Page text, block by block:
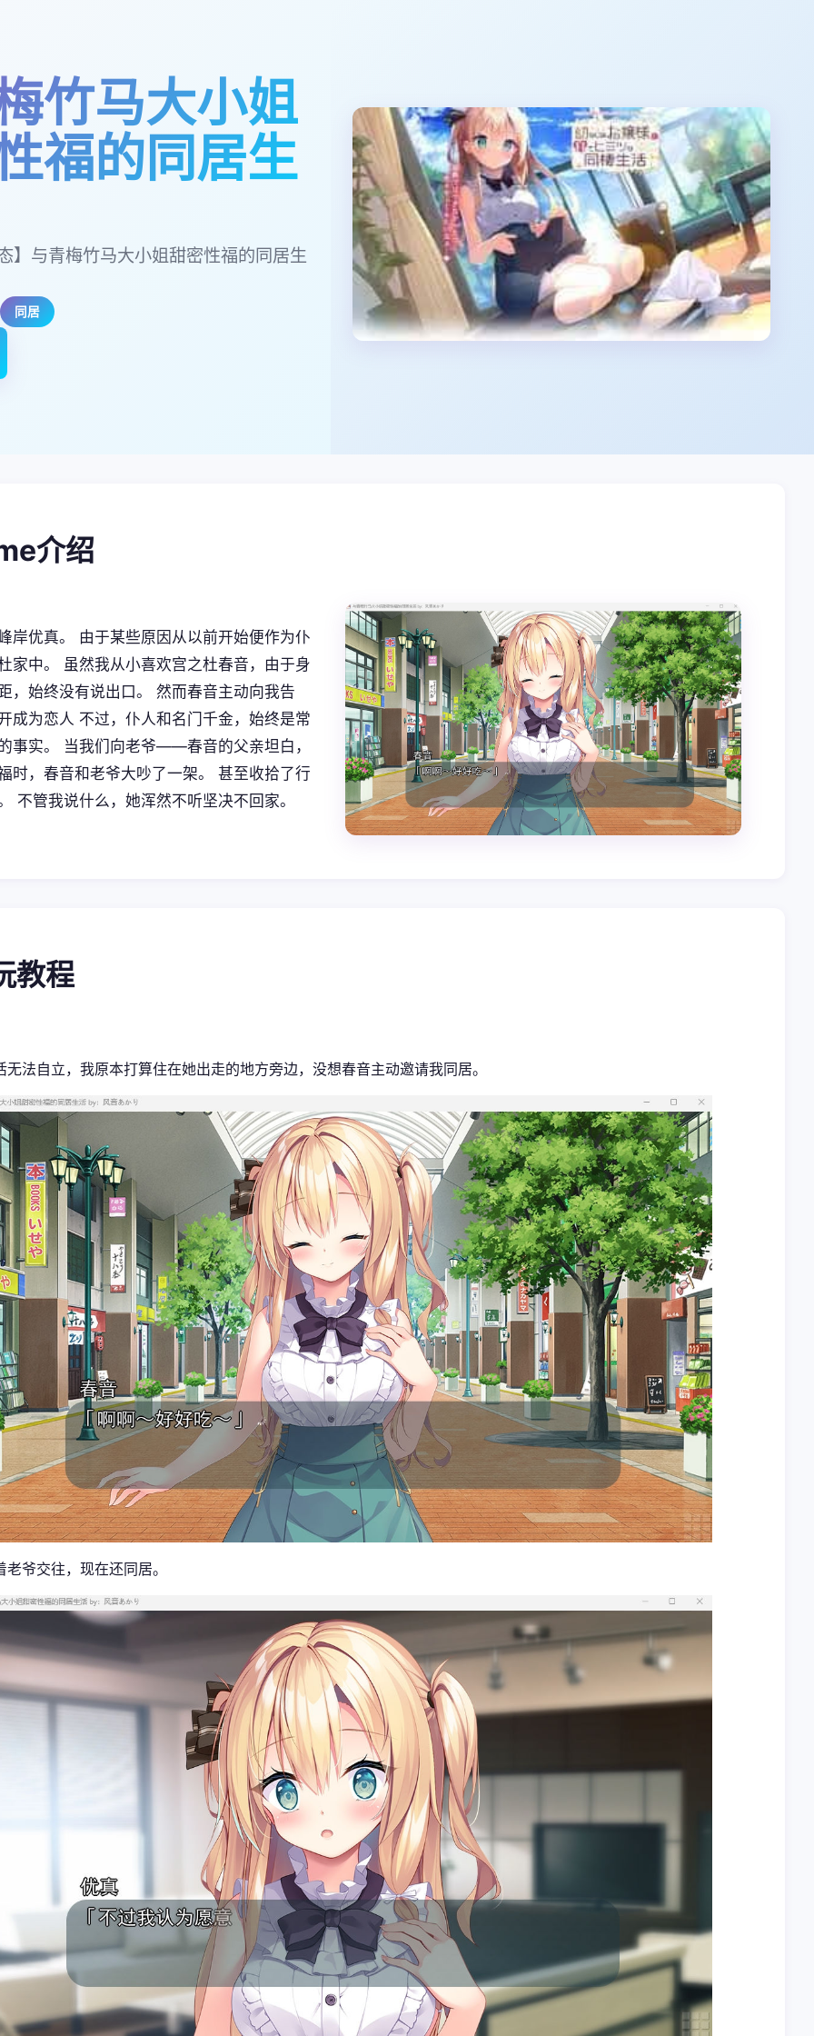
竹马大小姐
福的同居生
】与青梅竹马大小姐甜密性福的同居生
同居
介绍
岸优真。 由于某些原因从以前开始便作为仆
家中。 虽然我从小喜欢宫之杜春音，由于身
，始终没有说出口。 然而春音主动向我告
成为恋人 不过，仆人和名门千金，始终是常
事实。 当我们向老爷——春音的父亲坦白，
时，春音和老爷大吵了一架。 甚至收拾了行
不管我说什么，她浑然不听坚决不回家。
教程
无法自立，我原本打算住在她出走的地方旁边，没想春音主动邀请我同居。
老爷交往，现在还同居。